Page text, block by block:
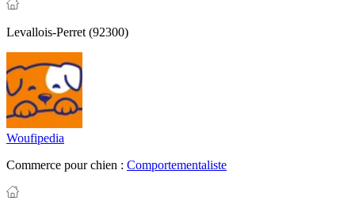
Levallois-Perret (92300)
Woufipedia
Commerce pour chien : Comportementaliste